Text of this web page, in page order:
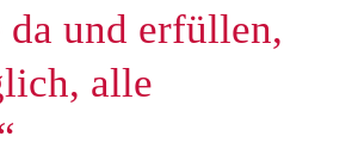
da und erfüllen,
alle